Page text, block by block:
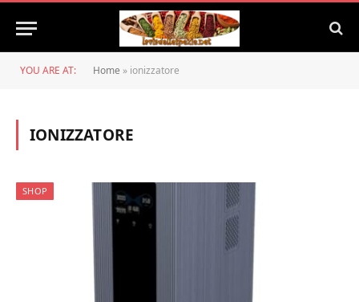
YOU ARE AT: Home » ionizzatore
IONIZZATORE
SHOP